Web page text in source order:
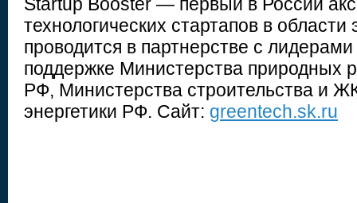
технологических стартапов в области
проводится в партнерстве с
поддержке Министерства природных
РФ, Министерства строительства и
энергетики РФ. Сайт: greentech.sk.ru